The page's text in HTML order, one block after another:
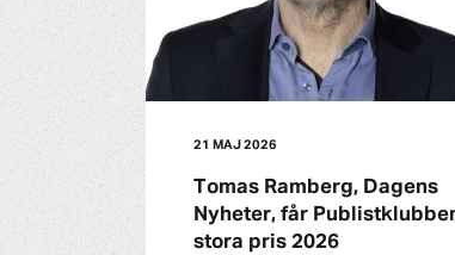
21 MAJ 2026
Tomas Ramberg, Dagens
Nyheter, får
stora pris 2026